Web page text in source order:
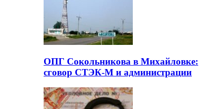
ОПГ Сокольникова в Михайловке:
сговор СТЭК-М и администрации